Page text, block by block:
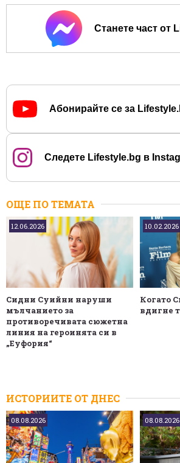
Станете част от
Абонирайте се за
Следете Lifestyle.bg в
ОЩЕ ПО ТЕМАТА
12.06.2026
Сидни Суийни наруши
мълчанието за
противоречивата сюжетна
линия на героинята си в
„Еуфория“
10.02.2026
Когато
вдигне
ИСТОРИИТЕ ОТ ДНЕС
08.08.2026 08.08.2026